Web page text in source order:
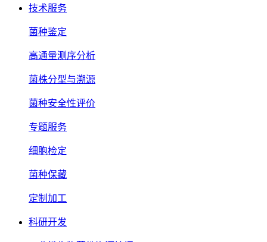
技术服务
菌种鉴定
高通量测序分析
菌株分型与溯源
菌种安全性评价
专题服务
细胞检定
菌种保藏
定制加工
科研开发